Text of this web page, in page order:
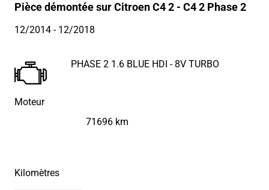
Pièce démontée sur Citroen C4 2 - C4 2 Phase 2
12/2014- 12/2018
Moteur
PHASE 2 1.6 BLUE HDI - 8V TURBO
Kilomètres
71696 km